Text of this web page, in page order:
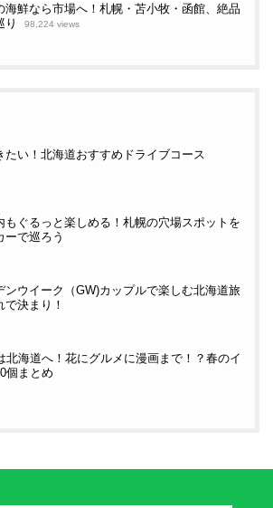
海鮮なら市場へ！札幌・苫小牧・函館、絶品
り
98,224 views
たい！北海道おすすめドライブコース
もぐるっと楽しめる！札幌の穴場スポットを
ーで巡ろう
ンウイーク（GW)カップルで楽しむ北海道旅
で決まり！
北海道へ！花にグルメに漫画まで！？春のイ
個まとめ